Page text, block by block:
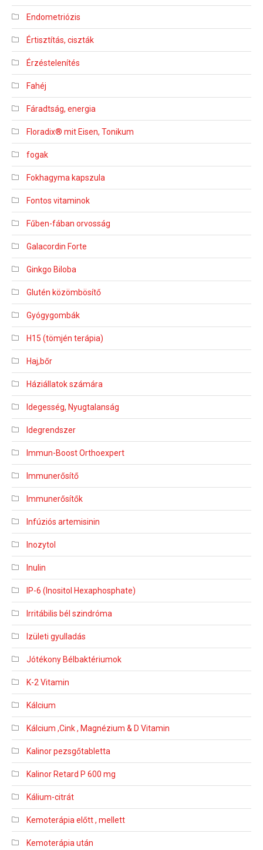
Endometriózis
Értisztítás, ciszták
Érzéstelenítés
Fahéj
Fáradtság, energia
Floradix® mit Eisen, Tonikum
fogak
Fokhagyma kapszula
Fontos vitaminok
Fűben-fában orvosság
Galacordin Forte
Ginkgo Biloba
Glutén közömbösítő
Gyógygombák
H15 (tömjén terápia)
Haj,bőr
Háziállatok számára
Idegesség, Nyugtalanság
Idegrendszer
Immun-Boost Orthoexpert
Immunerősítő
Immunerősítők
Infúziós artemisinin
Inozytol
Inulin
IP-6 (Inositol Hexaphosphate)
Irritábilis bél szindróma
Izületi gyulladás
Jótékony Bélbaktériumok
K-2 Vitamin
Kálcium
Kálcium ,Cink , Magnézium & D Vitamin
Kalinor pezsgőtabletta
Kalinor Retard P 600 mg
Kálium-citrát
Kemoterápia előtt , mellett
Kemoterápia után